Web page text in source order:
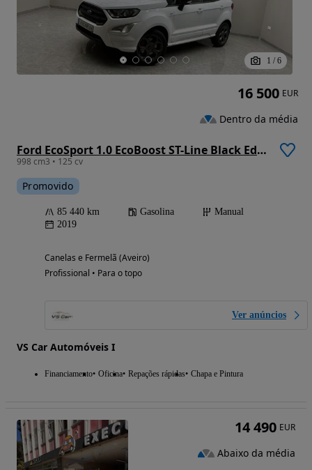
1 / 6
Ford EcoSport 1.0 EcoBoost ST-Line Black Edition
998 cm3 • 125 cv
Promovido
85 440 km Gasolina
Manual
2019
Canelas e Fermelã (Aveiro)
Profissional • Para o topo
Ver anúncios
VS Car Automóveis I
Financiamento Oficina Repações rápidas Chapa e Pintura
16 500 EUR
Dentro da média
14 490 EUR
Abaixo da média